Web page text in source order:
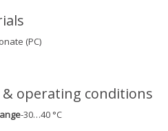
(PC)
operating conditions
-30…40 °C